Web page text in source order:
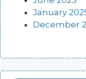
January
December